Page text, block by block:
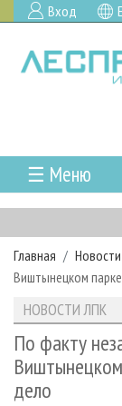
Вход
☰ Меню
ГЛАВНАЯ
РУБРИКИ И
РУБРИКИ
НОВОСТИ
НОВОСТИ
НОВОСТИ
НОВОСТИ
ПРОЕКТЫ ЛПИ
АНАЛИТИКА
ЛЕСНЫЕ
АРХИВ
АРХИВ
СТАТЬИ
О ЖУРНАЛЕ
ПОДПИСКА
Главная
Виштынецком
НОВОСТИ ЛПК
По факту
дело